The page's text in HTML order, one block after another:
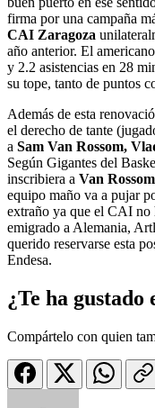
firma por una campaña
CAI Zaragoza
año anterior. El americano
y 2.2 asistencias en 28
su tope, tanto de puntos
Además de esta
el derecho de tante
a Sam Van Rossom,
Según Gigantes del
inscribiera a Van Rossom
equipo maño va a pujar
extraño ya que el CAI no
emigrado a Alemania,
querido reservarse esta
Endesa.
¿Te ha
Compártelo con quien